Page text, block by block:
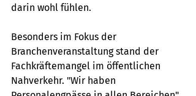
darin wohl fühlen.
Besonders im Fokus der
Branchenveranstaltung stand der
Fachkräftemangel im öffentlichen
Nahverkehr. "Wir haben